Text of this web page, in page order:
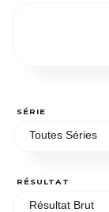
SÉRIE
Toutes Séries
RÉSULTAT
Résultat Brut